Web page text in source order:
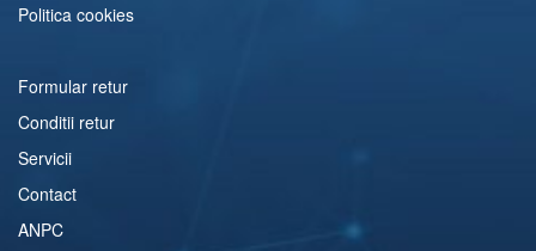
Politica cookies
Formular retur
Conditii retur
Servicii
Contact
ANPC